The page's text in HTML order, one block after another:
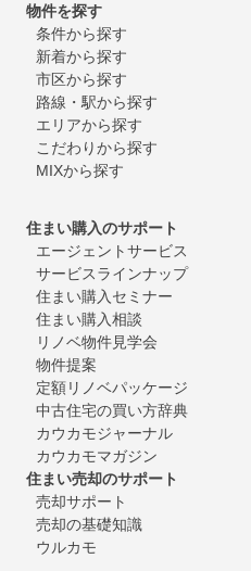
物件を探す
条件から探す
新着から探す
市区から探す
路線・駅から探す
エリアから探す
こだわりから探す
MIXから探す
住まい購入のサポート
エージェントサービス
サービスラインナップ
住まい購入セミナー
住まい購入相談
リノベ物件見学会
物件提案
定額リノベパッケージ
中古住宅の買い方辞典
カウカモジャーナル
カウカモマガジン
住まい売却のサポート
売却サポート
売却の基礎知識
ウルカモ